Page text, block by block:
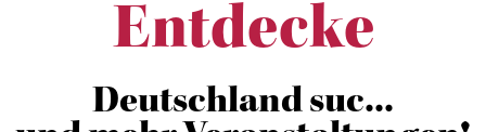
Entdecke
Deutschland suc...